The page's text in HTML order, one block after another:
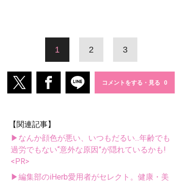
1 2 3
コメントをする・見る
【関連記事】
▶なんか顔色が悪い、いつもだるい...年齢でも
過労でもない“意外な原因”が隠れているかも!
<PR>
▶編集部のiHerb愛用者がセレクト。健康・美